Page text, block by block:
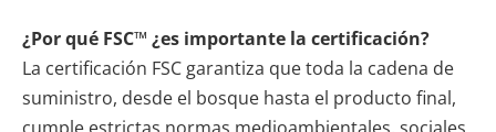
¿Por qué FSC™ ¿es importante la certificación?
La certificación FSC garantiza que toda la cadena de
suministro, desde el bosque hasta el producto final,
cumple estrictas normas medioambientales, sociales